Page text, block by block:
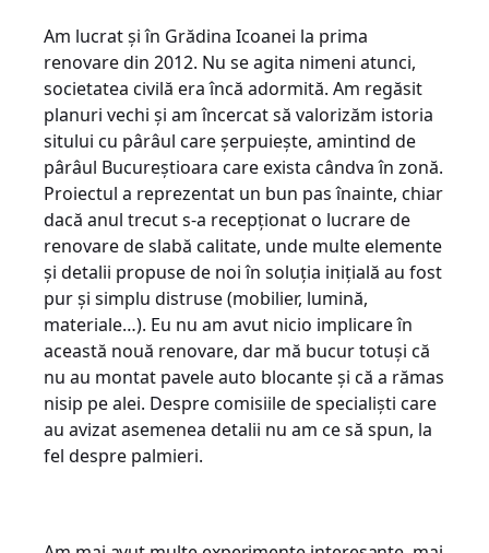
Am lucrat și în Grădina Icoanei la prima
renovare din 2012. Nu se agita nimeni atunci,
societatea civilă era încă adormită. Am regăsit
planuri vechi și am încercat să valorizăm istoria
sitului cu pârâul care șerpuiește, amintind de
pârâul Bucureștioara care exista cândva în zonă.
Proiectul a reprezentat un bun pas înainte, chiar
dacă anul trecut s-a recepționat o lucrare de
renovare de slabă calitate, unde multe elemente
și detalii propuse de noi în soluția inițială au fost
pur și simplu distruse (mobilier, lumină,
materiale…). Eu nu am avut nicio implicare în
această nouă renovare, dar mă bucur totuși că
nu au montat pavele auto blocante și că a rămas
nisip pe alei. Despre comisiile de specialiști care
au avizat asemenea detalii nu am ce să spun, la
fel despre palmieri.